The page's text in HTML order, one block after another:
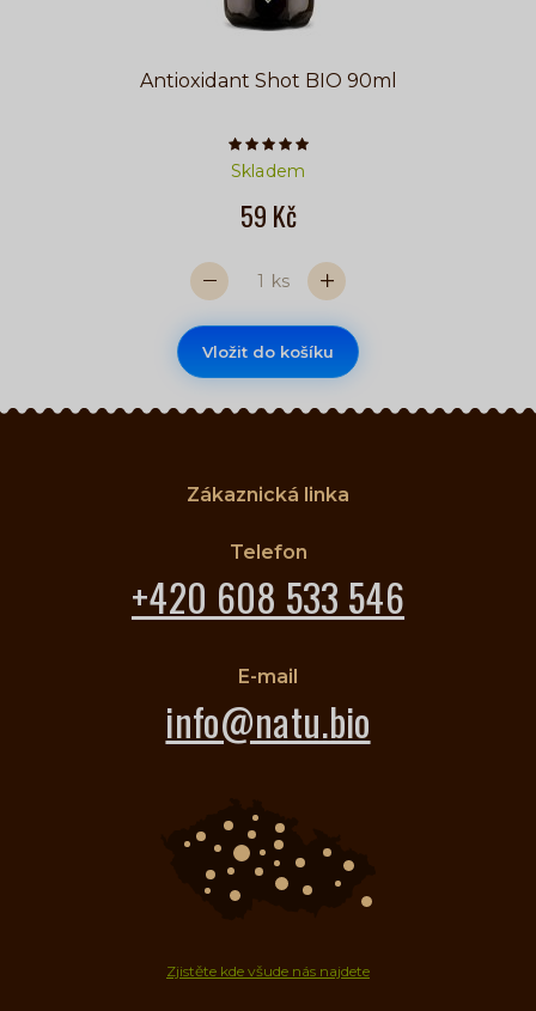
Antioxidant Shot BIO 90ml
Počet hvězdiček je 5 z 5
Skladem
59 Kč
ks
Vložit do košíku
Zákaznická linka
Telefon
+420 608 533 546
E-mail
info@natu.bio
Zjistěte kde všude nás najdete